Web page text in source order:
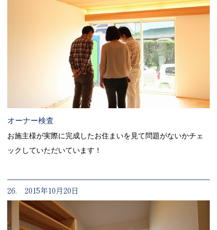
オーナー検査
お施主様が実際に完成したお住まいを見て問題がないかチェ
ックしていただいています！
26. 2015年10月20日